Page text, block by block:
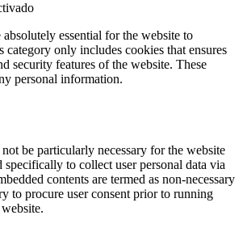
absolutely essential for the website to
only includes cookies that ensures
security features of the website. These
personal information.
be particularly necessary for the website
specifically to collect user personal data via
contents are termed as non-necessary
to procure user consent prior to running